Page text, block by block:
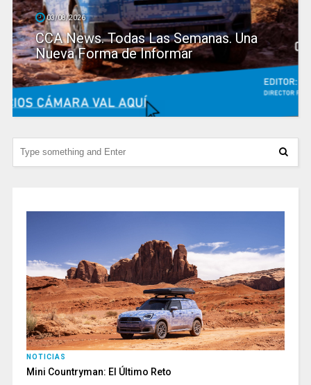
03/08/2026
CCA News. Todas Las Semanas. Una
Nueva Forma de Informar
NOTICIAS
Mini Countryman: El Último Reto